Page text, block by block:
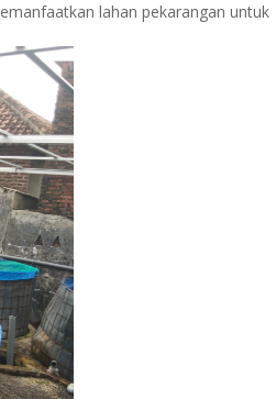
lahan pekarangan untuk